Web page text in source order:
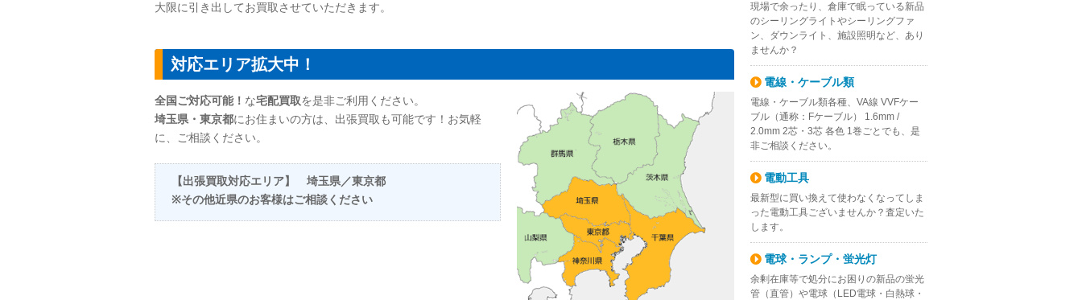
大限に引き出してお買取させていただきます。
対応エリア拡大中！
全国ご対応可能！ な宅配買取を是非ご利用ください。
埼玉県・東京都にお住まいの方は、出張買取も可能です！お気軽
に、ご相談ください。
【出張買取対応エリア】 埼玉県／東京都
※その他近県のお客様はご相談ください
現場で余ったり、倉庫で眠っている新品
のシーリングライトやシーリングファ
ン、ダウンライト、施設照明など、あり
ませんか？
電線・ケーブル類
電線・ケーブル類各種、VA線 VVFケー
ブル（通称：Fケーブル） 1.6mm /
2.0mm 2芯・3芯 各色 1巻ごとでも、是
非ご相談ください。
電動工具
最新型に買い換えて使わなくなってしま
った電動工具ございませんか？査定いた
します。
電球・ランプ・蛍光灯
余剰在庫等で処分にお困りの新品の蛍光
管（直管）や電球（LED電球・白熱球・